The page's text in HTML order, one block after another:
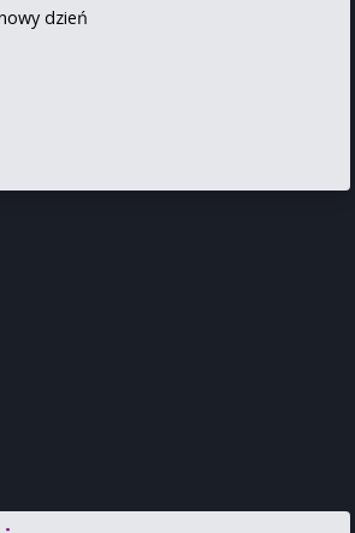
dzień